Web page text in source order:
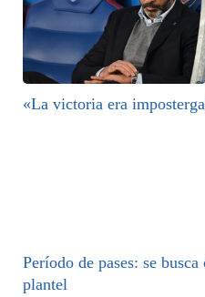
«La victoria era
Período de pases: se
plantel